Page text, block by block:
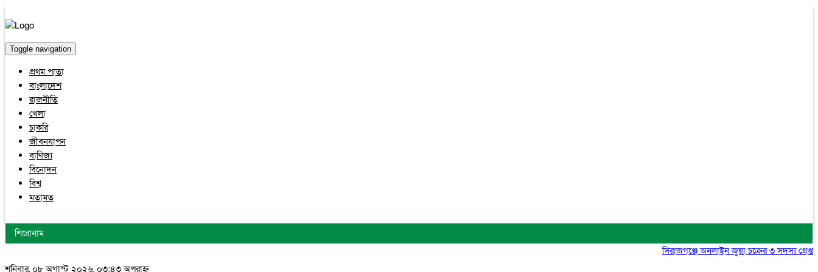
Toggle navigation
প্রথম পাতা
বাংলাদেশ
রাজনীতি
খেলা
চাকরি
জীবনযাপন
বাণিজ্য
বিনোদন
বিশ্ব
মতামত
শিরোনাম
সিরাজগঞ্জে অনলাইন জুয়া চক্রের ৩ সদস্য গ্রেপ্তার,
শনিবার, ০৮ অগাস্ট ২০২৬, ০৩:৪৩ অপরাহ্ন